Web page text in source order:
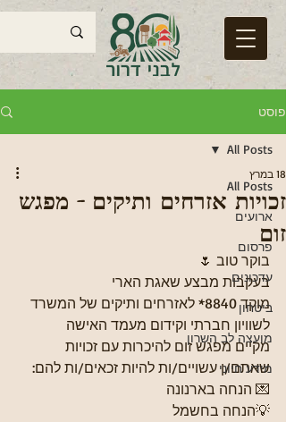
פוסט
All Posts
ארועים
פרסום
עדכונים
ביטחון
מועצה לב השרון
מידע חיוני
All Posts
זכויות אזרחים ותיקים - מפגש
זום
18 במרץ
בוקר טוב 🌷
בעקבות מבצע שאגת הארי
מוקד 8840* לאזרחים ותיקים של המשרד
לשוויון חברתי וקידום מעמד האישה
מקיים מפגש זום להיכרות עם זכויות
שאתם/ן עשויים/ות להיות זכאים/ות להם:
💌 הנחה בארנונה
💡הנחה בחשמל